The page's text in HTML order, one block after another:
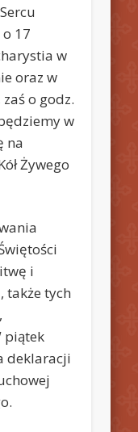
17
w
oraz w
o godz.
w
na
Żywego
i
także tych
piątek
deklaracji